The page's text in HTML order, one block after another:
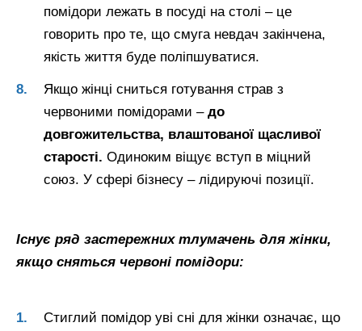
помідори лежать в посуді на столі – це
говорить про те, що смуга невдач закінчена,
якість життя буде поліпшуватися.
Якщо жінці сниться готування страв з
червоними помідорами – до
довгожительства, влаштованої щасливої
старості. Одиноким віщує вступ в міцний
союз. У сфері бізнесу – лідируючі позиції.
Існує ряд застережних тлумачень для жінки,
якщо сняться червоні помідори:
Стиглий помідор уві сні для жінки означає, що